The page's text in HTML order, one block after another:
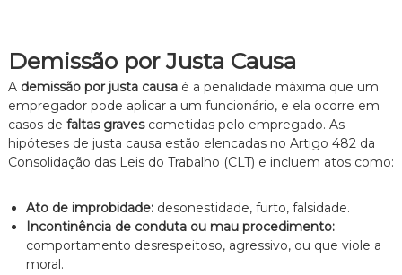
Demissão por Justa Causa
A demissão por justa causaé a penalidade máxima que um
empregador pode aplicar a um funcionário, e ela ocorre em
casos de faltas gravescometidas pelo empregado. As
hipóteses de justa causa estão elencadas no Artigo 482 da
Consolidação das Leis do Trabalho (CLT) e incluem atos como:
Ato de improbidade:desonestidade, furto, falsidade.
Incontinência de conduta ou mau procedimento:
comportamento desrespeitoso, agressivo, ou que viole a
moral.